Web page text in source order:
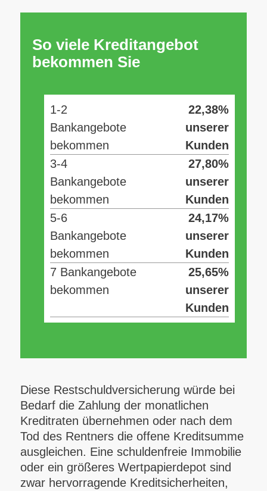
So viele Kreditangebot
bekommen Sie
1-2
Bankangebote
bekommen
22,38%
unserer
Kunden
3-4
Bankangebote
bekommen
27,80%
unserer
Kunden
5-6
Bankangebote
bekommen
24,17%
unserer
Kunden
7 Bankangebote
bekommen
25,65%
unserer
Kunden
Diese Restschuldversicherung würde bei
Bedarf die Zahlung der monatlichen
Kreditraten übernehmen oder nach dem
Tod des Rentners die offene Kreditsumme
ausgleichen. Eine schuldenfreie Immobilie
oder ein größeres Wertpapierdepot sind
zwar hervorragende Kreditsicherheiten,